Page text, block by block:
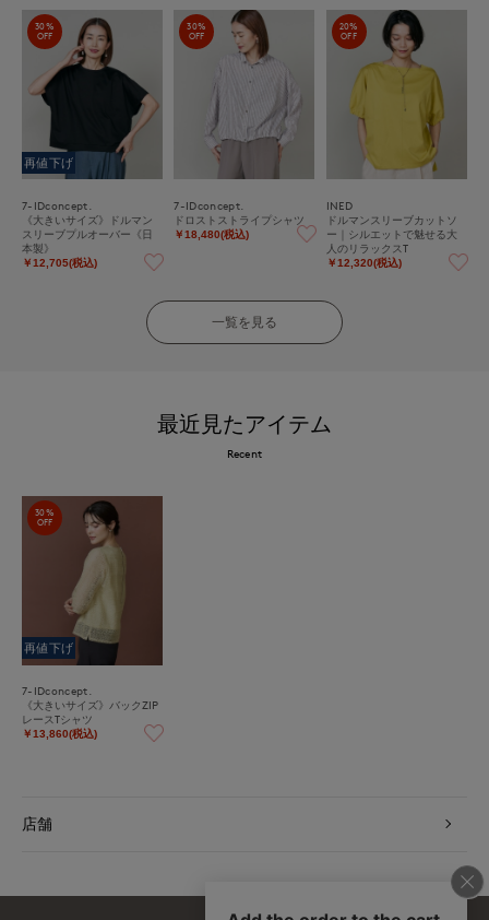
30%
OFF
再値下げ
7-IDconcept.
《大きいサイズ》ドルマン
スリーブプルオーバー《日
本製》
￥12,705(税込)
30%
OFF
7-IDconcept.
ドロストストライプシャツ
￥18,480(税込)
20%
OFF
INED
ドルマンスリーブカットソ
ー｜シルエットで魅せる大
人のリラックスT
￥12,320(税込)
一覧を見る
最近見たアイテム
Recent
30%
OFF
再値下げ
7-IDconcept.
《大きいサイズ》バックZIP
レースTシャツ
￥13,860(税込)
店舗